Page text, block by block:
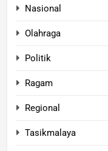
Nasional
Olahraga
Politik
Ragam
Regional
Tasikmalaya